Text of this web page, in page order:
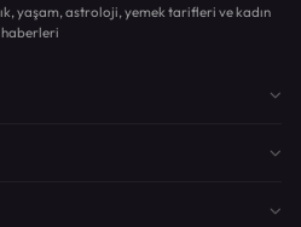
yaşam, astroloji, yemek tarifleri ve kadın
haberleri